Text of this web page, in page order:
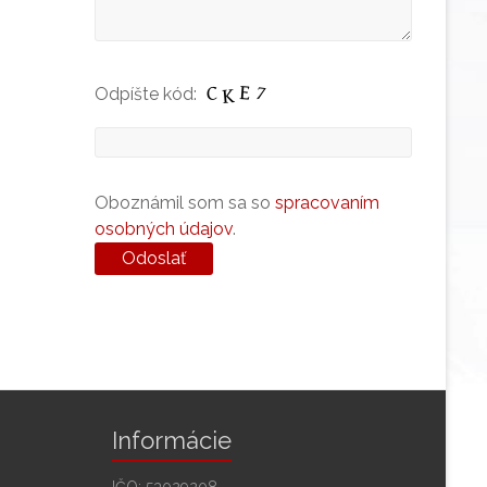
Odpíšte kód:
Oboznámil som sa so spracovaním
osobných údajov.
Informácie